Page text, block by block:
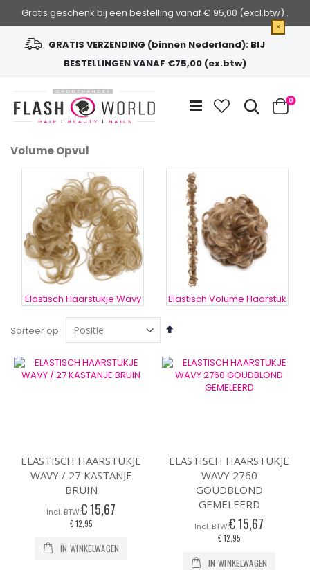
Gratis geschenk bij een bestelling vanaf € 95,00 (excl.btw) .
×
GRATIS VERZENDING (binnen Nederland): BIJ
BESTELLINGEN VANAF €75,00 (ex.btw)
de
inhoud
Zoek
Cart
0
Volume Opvul
Elastisch Haarstukje Wavy Elastisch Volume Haarstuk
Sorteer op
Van
laag
sorteren
ELASTISCH HAARSTUKJE
WAVY / 27 KASTANJE
BRUIN
€ 15,67
€ 12,95
IN WINKELWAGEN
ELASTISCH HAARSTUKJE
WAVY 2760
GOUDBLOND
GEMELEERD
€ 15,67
€ 12,95
IN WINKELWAGEN